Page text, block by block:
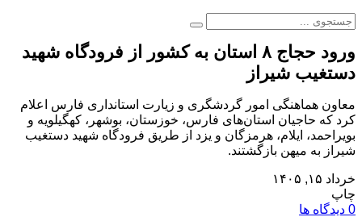
ورود حجاج ۸ استان به کشور از فرودگاه شهید
دستغیب شیراز
معاون هماهنگی امور گردشگری و زیارت استانداری فارس اعلام
کرد که حاجیان استان‌های فارس، خوزستان، بوشهر، کهگیلویه و
بویراحمد، ایلام، هرمزگان و یزد از طریق فرودگاه شهید دستغیب
شیراز به میهن بازگشتند.
خرداد ۱۵, ۱۴۰۵
چاپ
0 دیدگاه ها